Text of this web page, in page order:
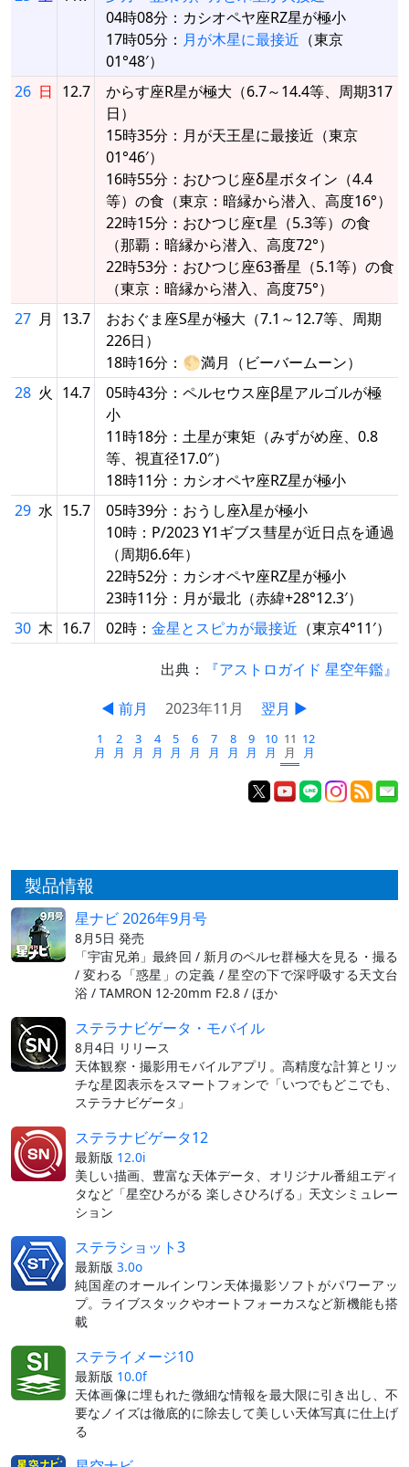
04時08分：カシオペヤ座RZ星が極小
17時05分： 月が木星に最接近 （東京
01°48′）
26 日 12.7
からす座R星が極大（6.7～14.4等、周期317
日）
15時35分：月が天王星に最接近（東京
01°46′）
16時55分：おひつじ座δ星ボタイン（4.4
等）の食（東京：暗縁から潜入、高度16°）
22時15分：おひつじ座τ星（5.3等）の食
（那覇：暗縁から潜入、高度72°）
22時53分：おひつじ座63番星（5.1等）の食
（東京：暗縁から潜入、高度75°）
27 月 13.7
おおぐま座S星が極大（7.1～12.7等、周期
226日）
18時16分：🌕満月（ビーバームーン）
28 火 14.7
05時43分：ペルセウス座β星アルゴルが極
小
11時18分：土星が東矩（みずがめ座、0.8
等、視直径17.0″）
18時11分：カシオペヤ座RZ星が極小
29 水 15.7
05時39分：おうし座λ星が極小
10時：P/2023 Y1ギブス彗星が近日点を通過
（周期6.6年）
22時52分：カシオペヤ座RZ星が極小
23時11分：月が最北（赤緯+28°12.3′）
30 木 16.7 02時： 金星とスピカが最接近 （東京4°11′）
出典：
『アストロガイド 星空年鑑』
◀ 前月
2023年11月 翌月 ▶
1
月
2
月
3
月
4
月
5
月
6
月
7
月
8
月
9
月
10
月
11
月
12
月
製品情報
星ナビ 2026年9月号
8月5日 発売
「宇宙兄弟」最終回 / 新月のペルセ群極大を見る・撮る
/ 変わる「惑星」の定義 / 星空の下で深呼吸する天文台
浴 / TAMRON 12-20mm F2.8 / ほか
ステラナビゲータ・モバイル
8月4日 リリース
天体観察・撮影用モバイルアプリ。高精度な計算とリッ
チな星図表示をスマートフォンで「いつでもどこでも、
ステラナビゲータ」
ステラナビゲータ12
最新版 12.0i
美しい描画、豊富な天体データ、オリジナル番組エディ
タなど「星空ひろがる 楽しさひろげる」天文シミュレー
ション
ステラショット3
最新版 3.0o
純国産のオールインワン天体撮影ソフトがパワーアッ
プ。ライブスタックやオートフォーカスなど新機能も搭
載
ステライメージ10
最新版 10.0f
天体画像に埋もれた微細な情報を最大限に引き出し、不
要なノイズは徹底的に除去して美しい天体写真に仕上げ
る